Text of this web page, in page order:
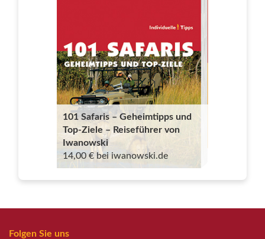
101 Safaris – Geheimtipps und
Top-Ziele – Reiseführer von
Iwanowski
14,00 € bei iwanowski.de
Folgen Sie uns